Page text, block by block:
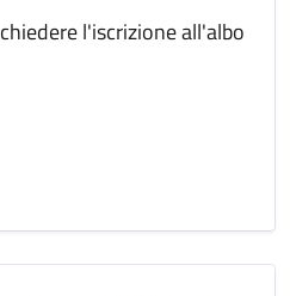
l'iscrizione all'albo